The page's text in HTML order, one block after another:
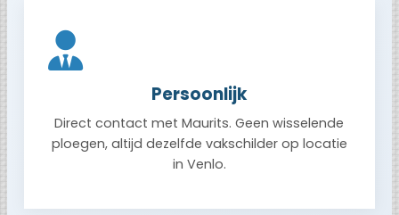
Persoonlijk
Direct contact met Maurits. Geen wisselende
ploegen, altijd dezelfde vakschilder op locatie
in Venlo.